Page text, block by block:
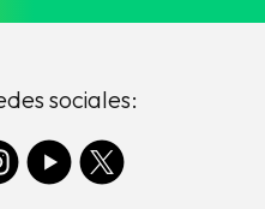
sociales: